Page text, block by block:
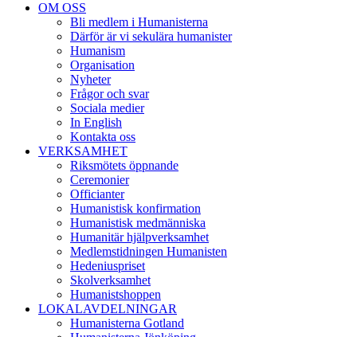
OM OSS
Bli medlem i Humanisterna
Därför är vi sekulära humanister
Humanism
Organisation
Nyheter
Frågor och svar
Sociala medier
In English
Kontakta oss
VERKSAMHET
Riksmötets öppnande
Ceremonier
Officianter
Humanistisk konfirmation
Humanistisk medmänniska
Humanitär hjälpverksamhet
Medlemstidningen Humanisten
Hedeniuspriset
Skolverksamhet
Humanistshoppen
LOKALAVDELNINGAR
Humanisterna Gotland